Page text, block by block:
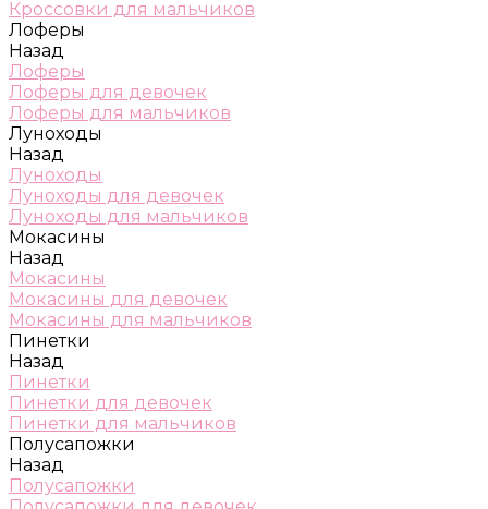
Кроссовки для мальчиков
Лоферы
Назад
Лоферы
Лоферы для девочек
Лоферы для мальчиков
Луноходы
Назад
Луноходы
Луноходы для девочек
Луноходы для мальчиков
Мокасины
Назад
Мокасины
Мокасины для девочек
Мокасины для мальчиков
Пинетки
Назад
Пинетки
Пинетки для девочек
Пинетки для мальчиков
Полусапожки
Назад
Полусапожки